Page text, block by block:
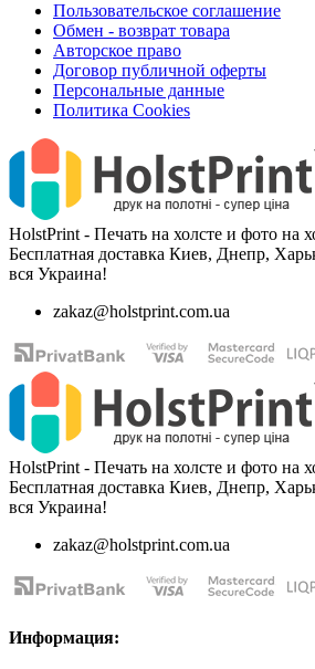
Пользовательское соглашение
Обмен - возврат товара
Авторское право
Договор публичной оферты
Персональные данные
Политика Cookies
HolstPrint - Печать на холсте и фото на
Бесплатная доставка Киев, Днепр,
вся Украина!
zakaz@holstprint.com.ua
HolstPrint - Печать на холсте и фото на
Бесплатная доставка Киев, Днепр,
вся Украина!
zakaz@holstprint.com.ua
Информация: